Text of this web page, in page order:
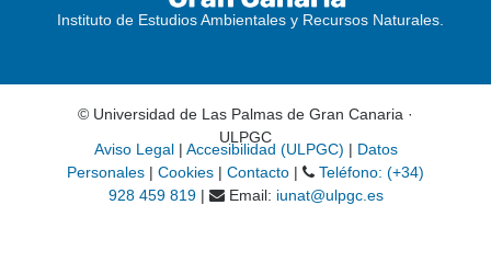
Instituto de Estudios Ambientales y Recursos Naturales.
© Universidad de Las Palmas de Gran Canaria ·
ULPGC
Aviso Legal| Accesibilidad (ULPGC) | Datos
Personales | Cookies | Contacto |
Teléfono: (+34)
928 459 819| Email: iunat@ulpgc.es